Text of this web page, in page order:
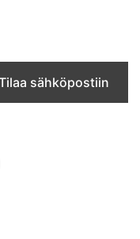
Tilaa sähköpostiin